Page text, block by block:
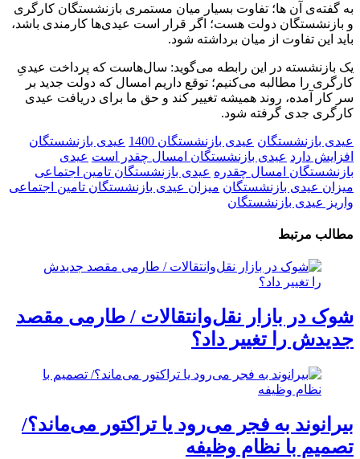
به گفته‌ی آن‌ ها؛ تفاوت بسیار میان مستمری بازنشستگان کارگری
و بازنشستگان دولت هست؛ اگر قرار است عیدی‌ها کارمندی باشد،
باید این تفاوت از میان برداشته شود.
یک بازنشسته در این رابطه می‌گوید: سال‌هاست که پرداخت عیدیِ
کارگری را مطالبه می‌کنیم؛ توقع داریم امسال که دولت جدید بر
سر کار آمده، روند همیشه تغییر کند و حق ما برای دریافت عیدی
کارگری جدی گرفته شود.
عیدی بازنشستگان عیدی بازنشستگان 1400
عیدی بازنشستگان
افزایش دارد عیدی بازنشستگان امسال چقدر است عیدی
بازنشستگان امسال چقدره عیدی بازنشستگان تامین اجتماعی
میزان عیدی بازنشستگان میزان عیدی بازنشستگان تامین اجتماعی
واریز عیدی بازنشستگان
مطالب مرتبط
شوک در بازار نقل‌وانتقالات / طارمی مقصد
جدیدش را تغییر داد؟
بیرانوند به فجر می‌رود یا تراکتور می‌ماند؟/
تصمیم با نظام وظیفه